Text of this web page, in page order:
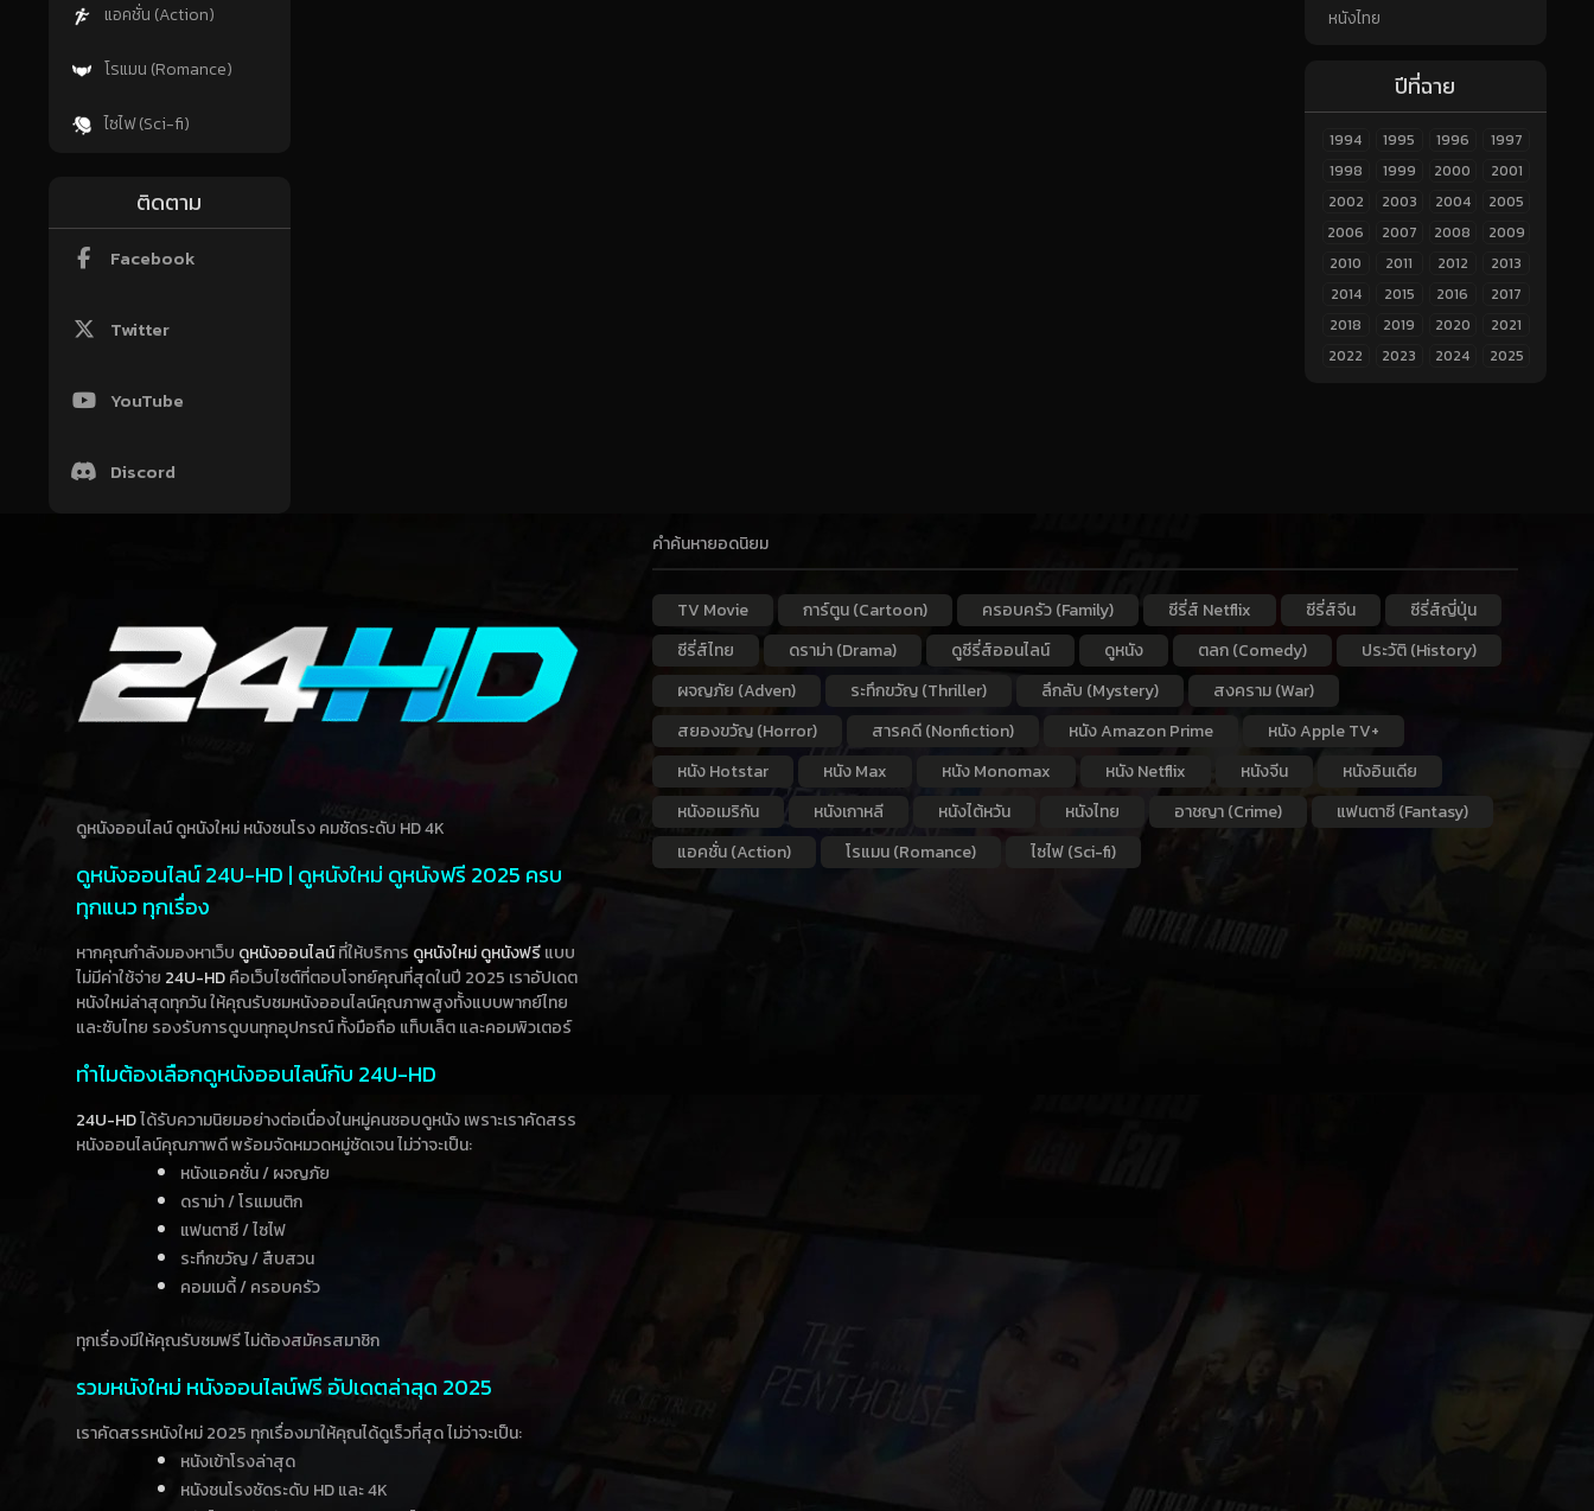
แอคชั่น (Action)
โรแมน (Romance)
ไซไฟ (Sci-fi)
ติดตาม
Facebook
Twitter
YouTube
Discord
หนังไทย
ปีที่ฉาย
1994 1995 1996
1997
1998
1999 2000
2001
2002
2003 2004
2005
2006
2007 2008
2009
2010
2011 2012
2013
2014
2015 2016
2017
2018
2019 2020
2021
2022
2023 2024 2025
ดูหนังออนไลน์ ดูหนังใหม่ หนังชนโรง คมชัดระดับ HD 4K
ดูหนังออนไลน์ 24U-HD | ดูหนังใหม่ ดูหนังฟรี 2025 ครบ
ทุกแนว ทุกเรื่อง
หากคุณกำลังมองหาเว็บ ดูหนังออนไลน์ที่ให้บริการ ดูหนังใหม่ดูหนังฟรีแบบ
ไม่มีค่าใช้จ่าย 24U-HDคือเว็บไซต์ที่ตอบโจทย์คุณที่สุดในปี 2025 เราอัปเดต
หนังใหม่ล่าสุดทุกวัน ให้คุณรับชมหนังออนไลน์คุณภาพสูงทั้งแบบพากย์ไทย
และซับไทย รองรับการดูบนทุกอุปกรณ์ ทั้งมือถือ แท็บเล็ต และคอมพิวเตอร์
ทำไมต้องเลือกดูหนังออนไลน์กับ 24U-HD
24U-HDได้รับความนิยมอย่างต่อเนื่องในหมู่คนชอบดูหนัง เพราะเราคัดสรร
หนังออนไลน์คุณภาพดี พร้อมจัดหมวดหมู่ชัดเจน ไม่ว่าจะเป็น:
หนังแอคชั่น / ผจญภัย
ดราม่า / โรแมนติก
แฟนตาซี / ไซไฟ
ระทึกขวัญ / สืบสวน
คอมเมดี้ / ครอบครัว
ทุกเรื่องมีให้คุณรับชมฟรี ไม่ต้องสมัครสมาชิก
รวมหนังใหม่ หนังออนไลน์ฟรี อัปเดตล่าสุด 2025
เราคัดสรรหนังใหม่ 2025 ทุกเรื่องมาให้คุณได้ดูเร็วที่สุด ไม่ว่าจะเป็น:
หนังเข้าโรงล่าสุด
หนังชนโรงชัดระดับ HD และ 4K
คำค้นหายอดนิยม
TV Movie การ์ตูน (Cartoon) ครอบครัว (Family) ซีรี่ส์ Netflix ซีรี่ส์จีน
ซีรี่ส์ญี่ปุ่น
ซีรี่ส์ไทย
ดราม่า (Drama) ดูซีรี่ส์ออนไลน์ ดูหนัง ตลก (Comedy)
ประวัติ (History)
ผจญภัย (Adven)
ระทึกขวัญ (Thriller) ลึกลับ (Mystery)
สงคราม (War)
สยองขวัญ (Horror)
สารคดี (Nonfiction) หนัง Amazon Prime
หนัง Apple TV+
หนัง Hotstar
หนัง Max หนัง Monomax หนัง Netflix หนังจีน
หนังอินเดีย
หนังอเมริกัน
หนังเกาหลี หนังไต้หวัน หนังไทย อาชญา (Crime)
แฟนตาซี (Fantasy)
แอคชั่น (Action)
โรแมน (Romance) ไซไฟ (Sci-fi)